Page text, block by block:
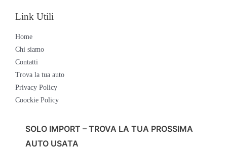
Link Utili
Home
Chi siamo
Contatti
Trova la tua auto
Privacy Policy
Coockie Policy
SOLO IMPORT – TROVA LA TUA PROSSIMA
AUTO USATA